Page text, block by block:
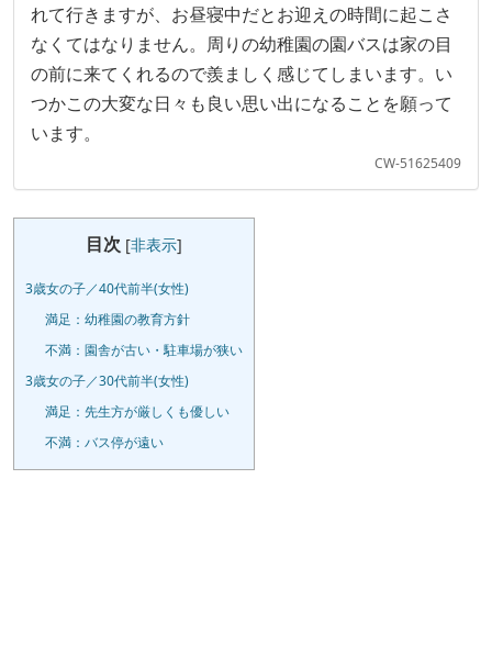
れて行きますが、お昼寝中だとお迎えの時間に起こさ
なくてはなりません。周りの幼稚園の園バスは家の目
の前に来てくれるので羨ましく感じてしまいます。い
つかこの大変な日々も良い思い出になることを願って
います。
CW-51625409
目次 [非表示]
3歳女の子／40代前半(女性)
満足：幼稚園の教育方針
不満：園舎が古い・駐車場が狭い
3歳女の子／30代前半(女性)
満足：先生方が厳しくも優しい
不満：バス停が遠い